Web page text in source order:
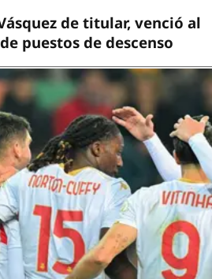
de titular, venció al
puestos de descenso